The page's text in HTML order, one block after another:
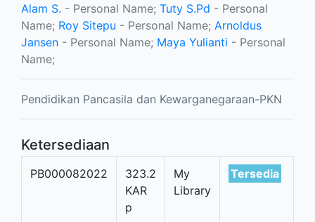
Alam S. - Personal Name; Tuty S.Pd - Personal
Name; Roy Sitepu - Personal Name; Arnoldus
Jansen - Personal Name; Maya Yulianti - Personal
Name;
Pendidikan Pancasila dan Kewarganegaraan-PKN
Ketersediaan
PB000082022
323.2
KAR
p
My
Library
Tersedia